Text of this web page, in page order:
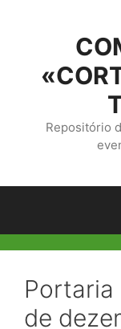
conteúdo
Repositório
Portaria
de